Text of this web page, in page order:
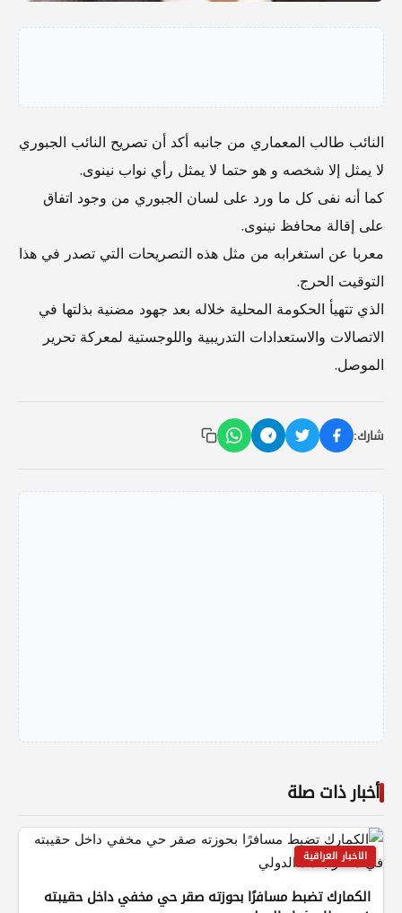
النائب طالب المعماري من جانبه أكد أن تصريح النائب الجبوري
لا يمثل إلا شخصه و هو حتما لا يمثل رأي نواب نينوى.
كما أنه نفى كل ما ورد على لسان الجبوري من وجود اتفاق
على إقالة محافظ نينوى.
معربا عن استغرابه من مثل هذه التصريحات التي تصدر في هذا
التوقيت الحرج.
الذي تتهيأ الحكومة المحلية خلاله بعد جهود مضنية بذلتها في
الاتصالات والاستعدادات التدريبية واللوجستية لمعركة تحرير
الموصل.
شارك:
أخبار ذات صلة
الاخبار العراقية
الكمارك تضبط مسافرًا بحوزته صقر حي مخفي داخل حقيبته